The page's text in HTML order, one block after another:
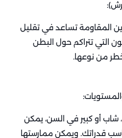
المقاومة تساعد في تقليل
التي تتراكم حول البطن
من نوعها.
أو كبير في السن، يمكن
قدراتك. ويمكن ممارستها